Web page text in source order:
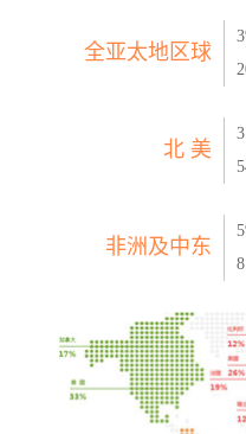
全亚太地区球
北 美
非洲及中东